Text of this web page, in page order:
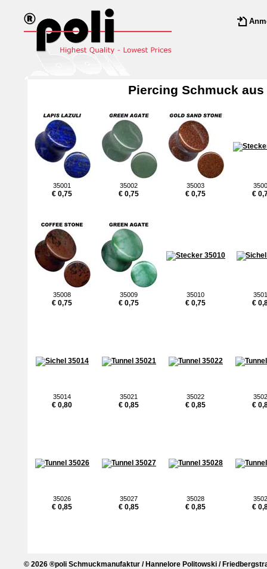
Piercing Schmuck
35001
€ 0,75
35002
€ 0,75
35003
€ 0,75 €
35008
€ 0,75
35009
€ 0,75
35010
€ 0,75 €
35014
€ 0,80
35021
€ 0,85
35022
€ 0,85 €
35026
€ 0,85
35027
€ 0,85
35028
€ 0,85 €
© 2026 ®poli Schmuckmanufaktur / Hannelore Politowski /